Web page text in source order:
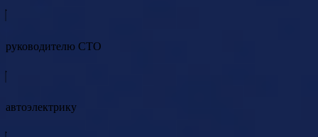
руководителю СТО
автоэлектрику